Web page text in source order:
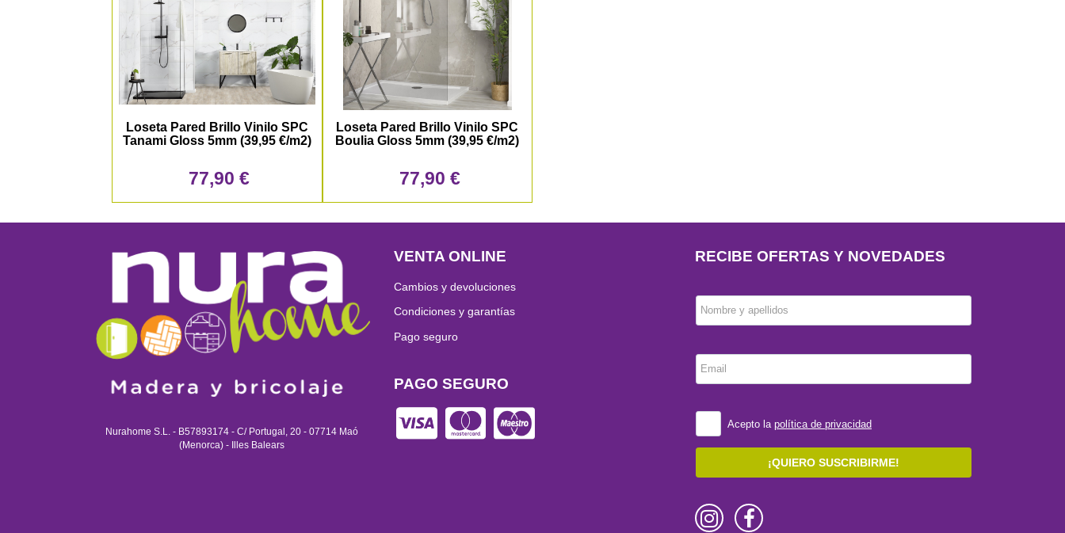
Loseta Pared Brillo Vinilo SPC
Tanami Gloss 5mm (39,95 €/m2)
77,90 €
Loseta Pared Brillo Vinilo SPC
Boulia Gloss 5mm (39,95 €/m2)
77,90 €
Nurahome S.L. - B57893174 - C/ Portugal, 20 - 07714 Maó
(Menorca) - Illes Balears
VENTA ONLINE
Cambios y devoluciones
Condiciones y garantías
Pago seguro
PAGO SEGURO
RECIBE OFERTAS Y NOVEDADES
Nombre y apellidos
Email
Acepto la política de privacidad
¡QUIERO SUSCRIBIRME!